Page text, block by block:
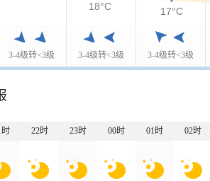
3-4级转<3级 3-4级转<3级 3-4级转<3级
18°C
17°C
时 22时 23时 00时 01时 02时